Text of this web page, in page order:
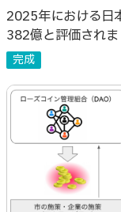
および成長分
2025年における日
382億と評価され
が2034年までに米
にかけてCAGR
完成